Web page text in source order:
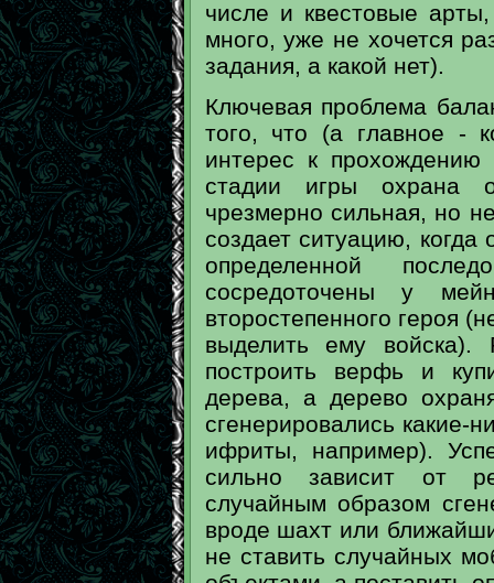
числе и квестовые
много, уже не хочется
задания, а какой нет).
Ключевая проблема
того, что (а главное -
интерес к
стадии игры охрана
чрезмерно сильная, но
создает ситуацию,
определенной
сосредоточены у
второстепенного героя
выделить ему
построить верфь и
дерева, а дерево
сгенерировались какие-
ифриты, например).
сильно зависит от
случайным образом
вроде шахт или
не ставить случайных